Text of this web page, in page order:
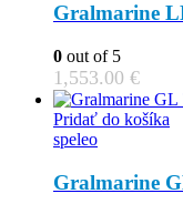
Gralmarine
0 out of 5
1,553.00 €
Pridať do košíka
speleo
Gralmarine